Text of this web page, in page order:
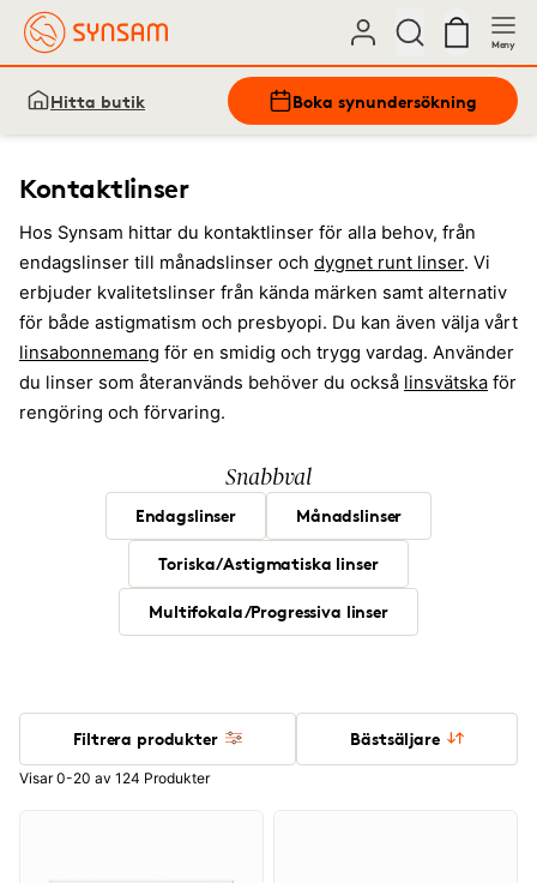
Meny
Hitta butik Boka synundersökning
Kontaktlinser
Hos Synsam hittar du kontaktlinser för alla behov, från
endagslinser till månadslinser och dygnet runt linser. Vi
erbjuder kvalitetslinser från kända märken samt alternativ
för både astigmatism och presbyopi. Du kan även välja vårt
linsabonnemang för en smidig och trygg vardag. Använder
du linser som återanvänds behöver du också linsvätska för
rengöring och förvaring.
Snabbval
Endagslinser Månadslinser
Toriska/Astigmatiska linser
Multifokala/Progressiva linser
Filtrera produkter Bästsäljare
Visar 0-20 av 124 Produkter